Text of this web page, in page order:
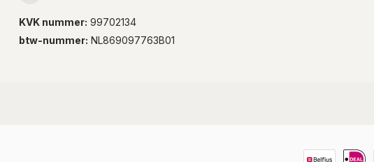
KVK nummer: 99702134
btw-nummer: NL869097763B01